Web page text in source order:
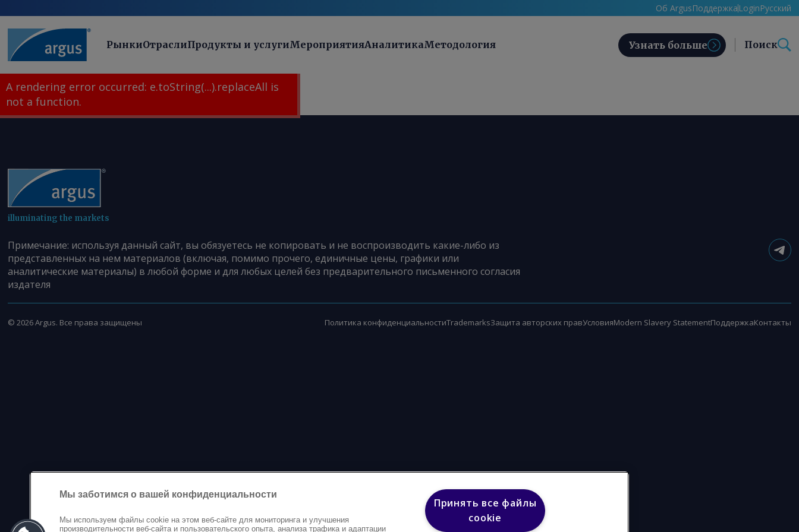
Об ArgusПоддержка LoginРусский
РынкиОтраслиПродукты и услугиМероприятияАналитикаМетодология Узнать больше Поиск
A rendering error occurred: e.toString(...).replaceAll is
not a function.
illuminating the markets
Примечание: используя данный сайт, вы обязуетесь не копировать и не воспроизводить какие-либо из
представленных на нем материалов (включая, помимо прочего, единичные цены, графики или
аналитические материалы) в любой форме и для любых целей без предварительного письменного согласия
издателя
© 2026Argus. Все права защищены Политика конфиденциальностиTrademarksЗащита авторских правУсловияModern Slavery StatementПоддержкаКонтакты
Мы заботимся о вашей конфиденциальности
Мы используем файлы cookie на этом веб-сайте для мониторинга и улучшения
производительности веб-сайта и пользовательского опыта, анализа трафика и адаптации
Принять все файлы
cookie